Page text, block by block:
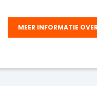
MEER INFORMATIE OVER